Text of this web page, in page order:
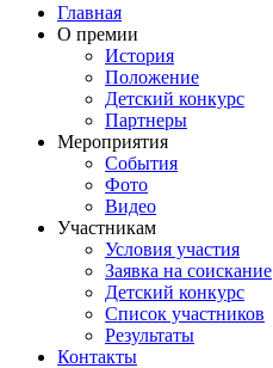
Главная
О премии
История
Положение
Детский конкурс
Партнеры
Мероприятия
События
Фото
Видео
Участникам
Условия участия
Заявка на соискание
Детский конкурс
Список участников
Результаты
Контакты